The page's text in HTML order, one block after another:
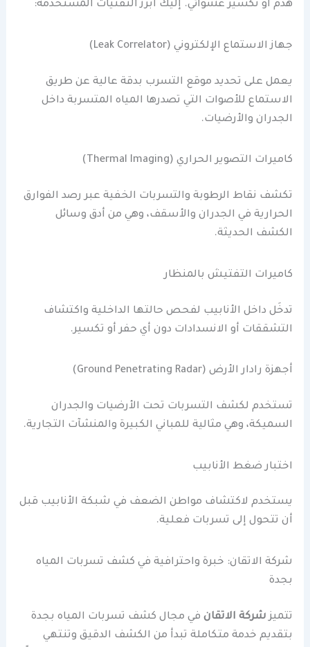
هدم أو تكسير عشوائي. إليك أبرز التقنيات المستخدمة:
جهاز الاستماع الإلكتروني (Leak Correlator)
يعمل على تحديد موقع التسرب بدقة عالية عن طريق
الاستماع للأصوات التي تصدرها المياه المتسربة داخل
الجدران والأرضيات.
كاميرات التصوير الحراري (Thermal Imaging)
تكشف نقاط الرطوبة والتسربات الخفية عبر رصد الفوارق
الحرارية في الجدران والأسقف، وهي من أدق وسائل
الكشف الحديثة.
كاميرات التفتيش بالمنظار
تدخَل داخل الأنابيب لفحص حالتها الداخلية واكتشاف
التشققات أو الانسدادات دون أي حفر أو تكسير.
أجهزة رادار الأرض (Ground Penetrating Radar)
تستخدم لكشف التسربات تحت الأرضيات والجدران
السميكة، وهي مثالية للمباني الكبيرة والمنشآت التجارية.
اختبار ضغط الأنابيب
يستخدم لاكتشاف مواطن الضعف في شبكة الأنابيب قبل
أن تتحول إلى تسربات فعلية.
شركة الاتقان: خبرة واحترافية في كشف تسربات المياه
بجدة
تتميزشركة الاتقان في مجال كشف تسربات المياه بجدة
بتقديم خدمة متكاملة تبدأ من الكشف الدقيق وتنتهي